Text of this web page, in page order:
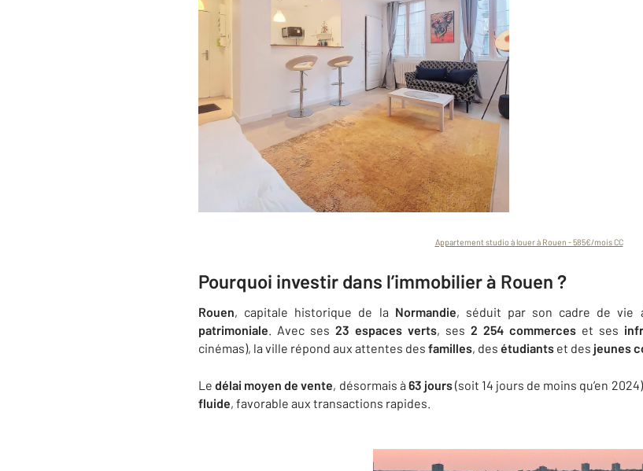
Appartement studio à louer à Rouen - 585€/mois CC
Pourquoi investir dans l’immobilier à Rouen ?
Rouen, capitale historique de la Normandie, séduit par son cadre de vie
patrimoniale. Avec ses 23 espaces verts, ses 2 254 commerces et ses
cinémas), la ville répond aux attentes des familles, des étudiants et des jeunes
Ledélai moyen de vente, désormais à 63 jours(soit 14 jours de moins qu’en
fluide, favorable aux transactions rapides.